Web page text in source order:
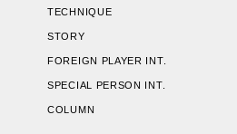
TECHNIQUE
STORY
FOREIGN PLAYER INT.
SPECIAL PERSON INT.
COLUMN